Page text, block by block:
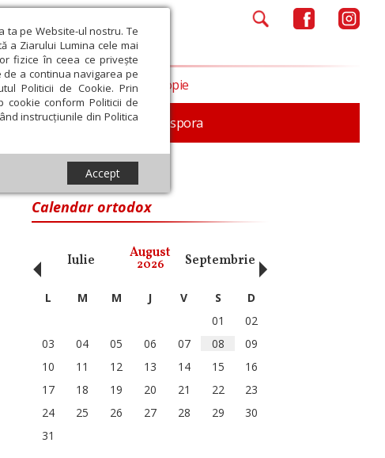
ta pe Website-ul nostru. Te
a Ziarului Lumina cele mai
fizice în ceea ce privește
a continua navigarea pe
Politicii de Cookie. Prin
cookie conform Politicii de
instrucțiunile din Politica
Accept
In memoriam Diaspora
Opinii Filantropie
Calendar ortodox
Iulie August
2026 Septembrie Octombrie
‹ L M M J V S
D
01
02
03
04 05 06 07 08
09
10
11 12 13 14 15
16
17
18 19 20 21 22
23
24
25 26 27 28 29
30
31